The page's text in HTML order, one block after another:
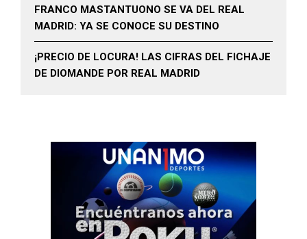
FRANCO MASTANTUONO SE VA DEL REAL
MADRID: YA SE CONOCE SU DESTINO
¡PRECIO DE LOCURA! LAS CIFRAS DEL FICHAJE
DE DIOMANDE POR REAL MADRID